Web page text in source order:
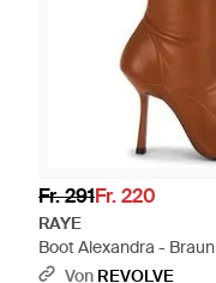
Fr. 291Fr. 220
RAYE
Boot Alexandra - Braun
Von REVOLVE